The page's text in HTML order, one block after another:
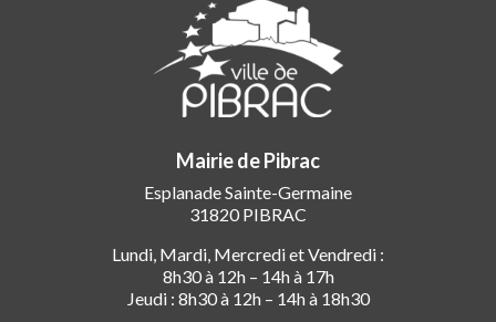
Mairie de Pibrac
Esplanade Sainte-Germaine
31820 PIBRAC
Lundi, Mardi, Mercredi et Vendredi :
8h30 à 12h – 14h à 17h
Jeudi : 8h30 à 12h – 14h à 18h30